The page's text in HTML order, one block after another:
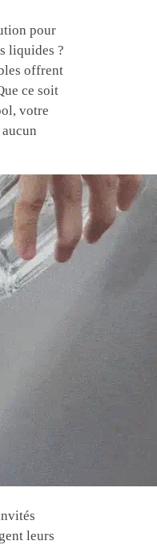
pour
liquides ?
offrent
ce soit
votre
leurs